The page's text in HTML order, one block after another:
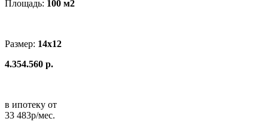
Площадь: 100 м2
Размер: 14x12
4.354.560 р.
в ипотеку от
33 483р/мес.